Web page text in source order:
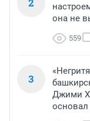
2
она не
559
3
Джими